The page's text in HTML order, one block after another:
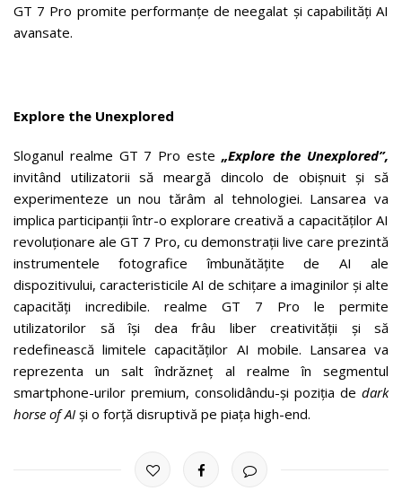
GT 7 Pro promite performanțe de neegalat și capabilități AI
avansate.
Explore the Unexplored
Sloganul realme GT 7 Pro este „Explore the Unexplored”,
invitând utilizatorii să meargă dincolo de obișnuit și să
experimenteze un nou tărâm al tehnologiei. Lansarea va
implica participanții într-o explorare creativă a capacităților AI
revoluționare ale GT 7 Pro, cu demonstrații live care prezintă
instrumentele fotografice îmbunătățite de AI ale
dispozitivului, caracteristicile AI de schițare a imaginilor și alte
capacități incredibile. realme GT 7 Pro le permite
utilizatorilor să își dea frâu liber creativității și să
redefinească limitele capacităților AI mobile. Lansarea va
reprezenta un salt îndrăzneț al realme în segmentul
smartphone-urilor premium, consolidându-și poziția de dark
horse of AI și o forță disruptivă pe piața high-end.